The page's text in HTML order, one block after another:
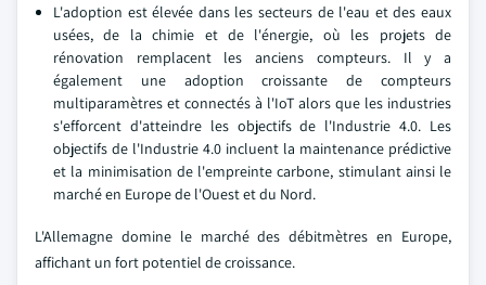
L'adoption est élevée dans les secteurs de l'eau et des eaux
usées, de la chimie et de l'énergie, où les projets de
rénovation remplacent les anciens compteurs. Il y a
également une adoption croissante de compteurs
multiparamètres et connectés à l'IoT alors que les industries
s'efforcent d'atteindre les objectifs de l'Industrie 4.0. Les
objectifs de l'Industrie 4.0 incluent la maintenance prédictive
et la minimisation de l'empreinte carbone, stimulant ainsi le
marché en Europe de l'Ouest et du Nord.
L'Allemagne domine le marché des débitmètres en Europe,
affichant un fort potentiel de croissance.